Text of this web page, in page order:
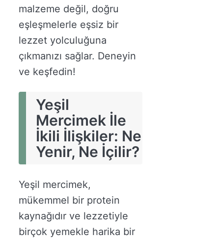
malzeme değil, doğru
eşleşmelerle eşsiz bir
lezzet yolculuğuna
çıkmanızı sağlar. Deneyin
ve keşfedin!
Yeşil
Mercimek İle
İkili İlişkiler: Ne
Yenir, Ne İçilir?
Yeşil mercimek,
mükemmel bir protein
kaynağıdır ve lezzetiyle
birçok yemekle harika bir